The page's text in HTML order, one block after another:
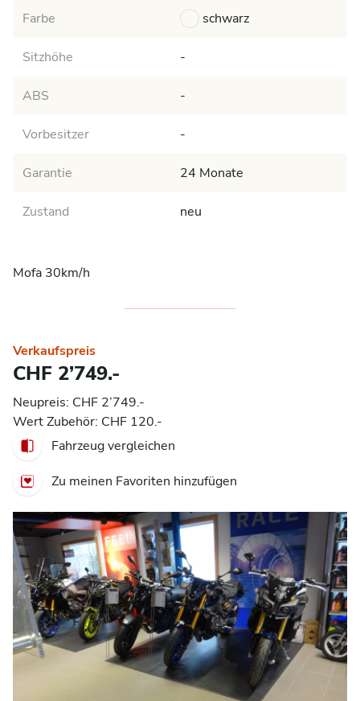
Farbe schwarz
Sitzhöhe -
ABS -
Vorbesitzer -
Garantie 24 Monate
Zustand neu
Mofa 30km/h
Verkaufspreis
CHF 2’749.-
Neupreis: CHF 2’749.-
Wert Zubehör: CHF 120.-
Fahrzeug vergleichen
Zu meinen Favoriten hinzufügen